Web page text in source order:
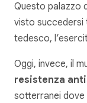
Questo palazzo
visto succedersi
tedesco,
Oggi, invece, il
resistenza
sotterranei dove